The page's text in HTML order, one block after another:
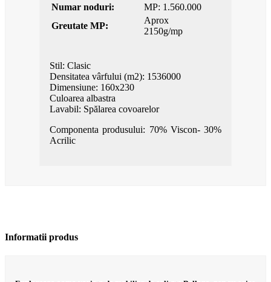
Numar noduri:
MP: 1.560.000
Greutate MP:
Aprox
2150g/mp
Stil: Clasic
Densitatea vârfului (m2): 1536000
Dimensiune: 160x230
Culoarea albastra
Lavabil: Spălarea covoarelor
Componenta produsului: 70% Viscon- 30%
Acrilic
Informatii produs